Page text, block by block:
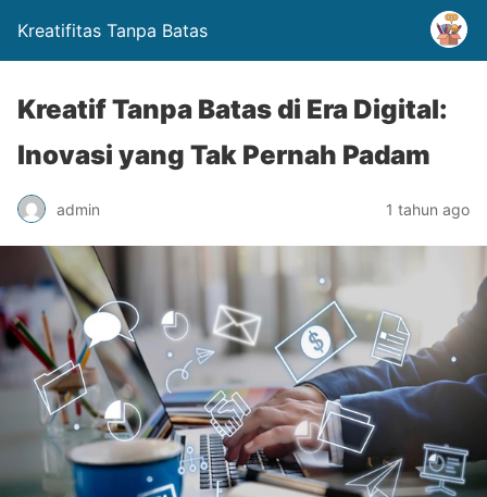
Kreatifitas Tanpa Batas
Kreatif Tanpa Batas di Era Digital:
Inovasi yang Tak Pernah Padam
admin 1 tahun ago